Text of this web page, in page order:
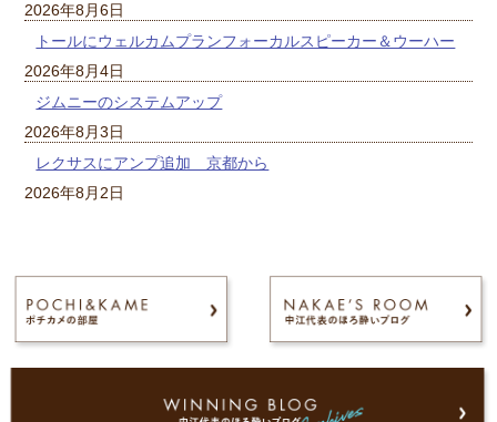
2026年8月6日
トールにウェルカムプランフォーカルスピーカー＆ウーハー
2026年8月4日
ジムニーのシステムアップ
2026年8月3日
レクサスにアンプ追加 京都から
2026年8月2日